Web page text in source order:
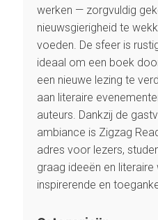
werken — zorgvuldig
nieuwsgierigheid te
voeden. De sfeer is
ideaal om een boek
een nieuwe lezing te
aan literaire
auteurs. Dankzij de
ambiance is Zigzag
adres voor lezers,
graag ideeën en
inspirerende en